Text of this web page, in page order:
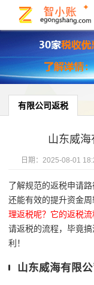
有限公司返税
山东威海
日期： 2025-08-01
了解规范的返税申请
还能有效的提升资金周
理返税呢？它的返税
请返税的流程，毕竟
利！
山东威海有限